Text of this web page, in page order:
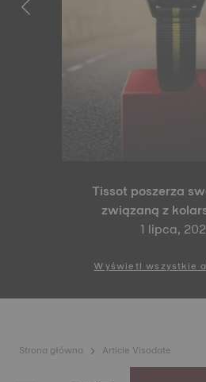
Tissot poszerza
związaną z
100 Cycling
1 lipca,
Wyświetl wszystkie
Strona główna Article Visodate